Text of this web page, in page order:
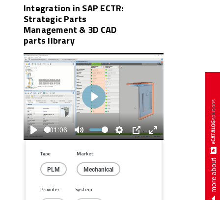
more about
Integration in SAP ECTR:
Strategic Parts
Management & 3D CAD
parts library
Play
01:06
Mute
Settings
PIP
Enter
Play
Type
PLM
Market
Mechanical
Provider System